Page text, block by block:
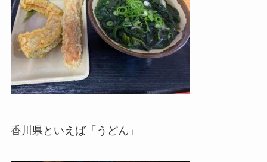
香川県といえば「うどん」